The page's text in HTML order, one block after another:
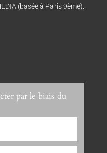
(basée à Paris 9ème).
par le biais du